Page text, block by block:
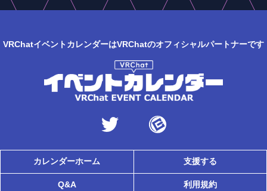
VRChatイベントカレンダーはVRChatのオフィシャルパートナーです
カレンダーホーム 支援する
Q&A 利用規約